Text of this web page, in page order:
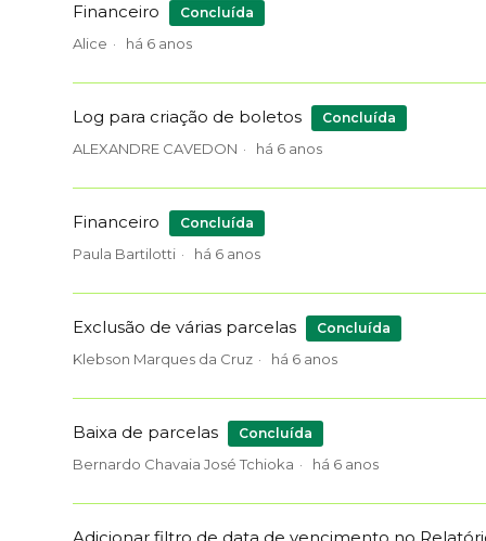
Financeiro Concluída
Alice há 6 anos
Log para criação de boletos Concluída
ALEXANDRE CAVEDON há 6 anos
Financeiro Concluída
Paula Bartilotti há 6 anos
Exclusão de várias parcelas Concluída
Klebson Marques da Cruz há 6 anos
Baixa de parcelas Concluída
Bernardo Chavaia José Tchioka há 6 anos